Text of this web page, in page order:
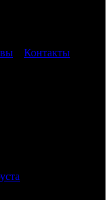
Контакты